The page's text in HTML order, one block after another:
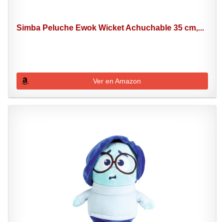
Simba Peluche Ewok Wicket Achuchable 35 cm,...
Ver en Amazon